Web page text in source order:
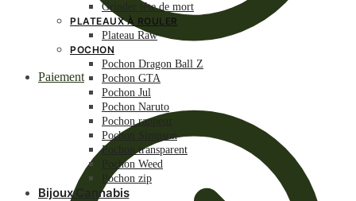
Paiement
Grinder tête de mort
PLATEAUX À ROULER
Plateau Raw
POCHON
Pochon Dragon Ball Z
Pochon GTA
Pochon Jul
Pochon Naruto
Pochon rappeur
Pochon Simpson
Pochon transparent
Pochon Weed
Pochon zip
Bijoux Cannabis